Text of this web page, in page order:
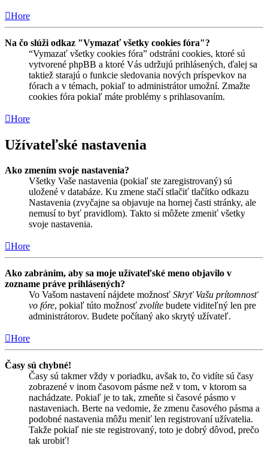
Hore
Na čo slúži odkaz "Vymazať všetky cookies fóra"?
“Vymazať všetky cookies fóra” odstráni cookies, ktoré sú
vytvorené phpBB a ktoré Vás udržujú prihlásených, ďalej sa
taktiež starajú o funkcie sledovania nových príspevkov na
fórach a v témach, pokiaľ to administrátor umožní. Zmažte
cookies fóra pokiaľ máte problémy s prihlasovaním.
Hore
Užívateľské nastavenia
Ako zmením svoje nastavenia?
Všetky Vaše nastavenia (pokiaľ ste zaregistrovaný) sú
uložené v databáze. Ku zmene stačí stlačiť tlačítko odkazu
Nastavenia (zvyčajne sa objavuje na hornej časti stránky, ale
nemusí to byť pravidlom). Takto si môžete zmeniť všetky
svoje nastavenia.
Hore
Ako zabránim, aby sa moje užívateľské meno objavilo v
zozname práve prihlásených?
Vo Vašom nastavení nájdete možnosť Skryť Vašu prítomnosť
vo fóre, pokiaľ túto možnosť zvolíte budete viditeľný len pre
administrátorov. Budete počítaný ako skrytý užívateľ.
Hore
Časy sú chybné!
Časy sú takmer vždy v poriadku, avšak to, čo vidíte sú časy
zobrazené v inom časovom pásme než v tom, v ktorom sa
nachádzate. Pokiaľ je to tak, zmeňte si časové pásmo v
nastaveniach. Berte na vedomie, že zmenu časového pásma a
podobné nastavenia môžu meniť len registrovaní užívatelia.
Takže pokiaľ nie ste registrovaný, toto je dobrý dôvod, prečo
tak urobiť!